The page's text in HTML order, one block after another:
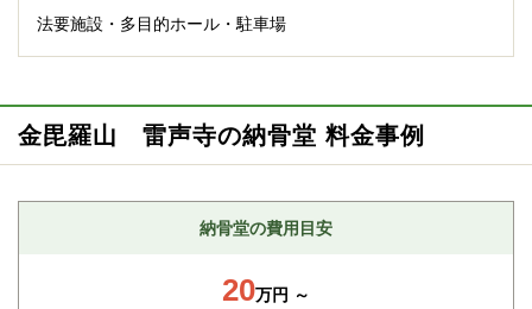
法要施設・多目的ホール・駐車場
金毘羅山 雷声寺の納骨堂 料金事例
納骨堂の費用目安
20万円 ～